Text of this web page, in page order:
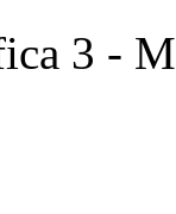
3 -